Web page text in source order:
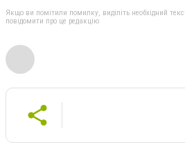
Якщо ви помітили помилку, виділіть необхідний
повідомити про це редакцію